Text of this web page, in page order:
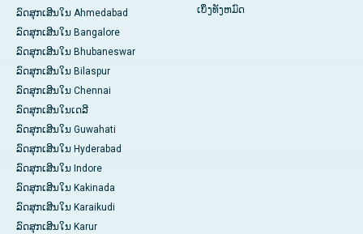
ລົດສຸກເສີນໃນ Ahmedabad
ລົດສຸກເສີນໃນ Bangalore
ລົດສຸກເສີນໃນ Bhubaneswar
ລົດສຸກເສີນໃນ Bilaspur
ລົດສຸກເສີນໃນ Chennai
ລົດສຸກເສີນໃນເດລີ
ລົດສຸກເສີນໃນ Guwahati
ລົດສຸກເສີນໃນ Hyderabad
ລົດສຸກເສີນໃນ Indore
ລົດສຸກເສີນໃນ Kakinada
ລົດສຸກເສີນໃນ Karaikudi
ລົດສຸກເສີນໃນ Karur
ເບິ່ງ​ທັງ​ຫມົດ